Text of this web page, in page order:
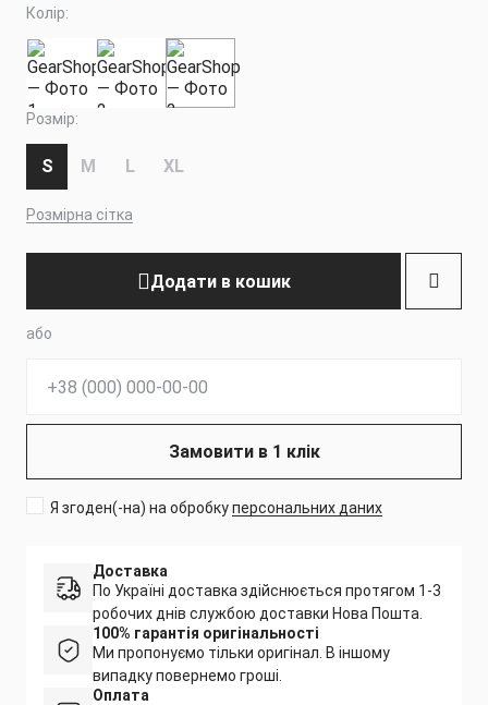
Колір:
Розмір:
S M L XL
Розмірна сітка
Додати в кошик
або
Замовити в 1 клік
Я згоден(-на) на обробкуперсональних даних
Доставка
По Україні доставка здійснюється протягом 1-3
робочих днів службою доставки Нова Пошта.
100% гарантія оригінальності
Ми пропонуємо тільки оригінал. В іншому
випадку повернемо гроші.
Оплата